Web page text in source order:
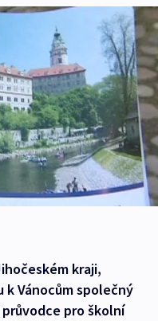
kraji,
k Vánocům společný
pro školní